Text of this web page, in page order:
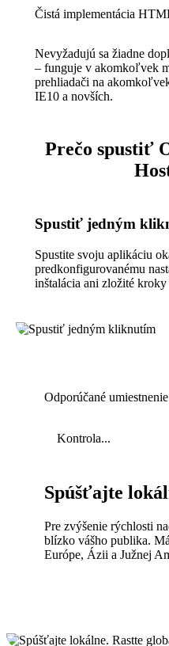
Čistá implementácia
Nevyžadujú sa žiadne
– funguje v akomkoľvek
prehliadači na
IE10 a novších.
Prečo spustiť
Spustiť jedným
Spustite svoju aplikáciu
predkonfigurovanému
inštalácia ani zložité kroky
Odporúčané
Kontrola...
Spúšťajte
Pre zvýšenie rýchlosti
blízko vášho publika.
Európe, Ázii a Južnej